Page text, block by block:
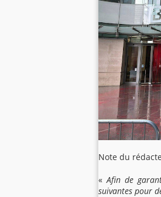
Note du
«Afin de
suivantes pour